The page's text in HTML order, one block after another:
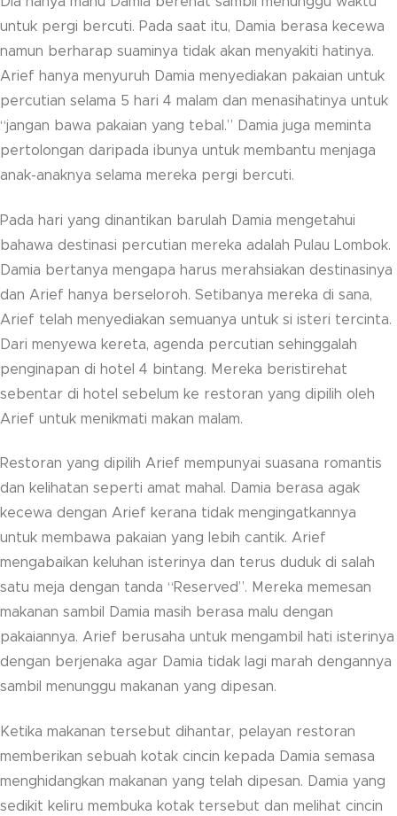
untuk pergi bercuti. Pada saat itu, Damia berasa kecewa
namun berharap suaminya tidak akan menyakiti hatinya.
Arief hanya menyuruh Damia menyediakan pakaian untuk
percutian selama 5 hari 4 malam dan menasihatinya untuk
“jangan bawa pakaian yang tebal.” Damia juga meminta
pertolongan daripada ibunya untuk membantu menjaga
anak-anaknya selama mereka pergi bercuti.
Pada hari yang dinantikan barulah Damia mengetahui
bahawa destinasi percutian mereka adalah Pulau Lombok.
Damia bertanya mengapa harus merahsiakan destinasinya
dan Arief hanya berseloroh. Setibanya mereka di sana,
Arief telah menyediakan semuanya untuk si isteri tercinta.
Dari menyewa kereta, agenda percutian sehinggalah
penginapan di hotel 4 bintang. Mereka beristirehat
sebentar di hotel sebelum ke restoran yang dipilih oleh
Arief untuk menikmati makan malam.
Restoran yang dipilih Arief mempunyai suasana romantis
dan kelihatan seperti amat mahal. Damia berasa agak
kecewa dengan Arief kerana tidak mengingatkannya
untuk membawa pakaian yang lebih cantik. Arief
mengabaikan keluhan isterinya dan terus duduk di salah
satu meja dengan tanda “Reserved”. Mereka memesan
makanan sambil Damia masih berasa malu dengan
pakaiannya. Arief berusaha untuk mengambil hati isterinya
dengan berjenaka agar Damia tidak lagi marah dengannya
sambil menunggu makanan yang dipesan.
Ketika makanan tersebut dihantar, pelayan restoran
memberikan sebuah kotak cincin kepada Damia semasa
menghidangkan makanan yang telah dipesan. Damia yang
sedikit keliru membuka kotak tersebut dan melihat cincin